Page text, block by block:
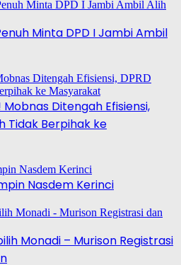
Minta DPD I Jambi Ambil
Ditengah Efisiensi,
Tidak Berpihak ke
Nasdem Kerinci
Monadi – Murison Registrasi